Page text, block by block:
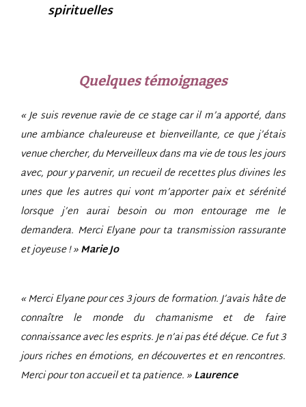
spirituelles
Quelques témoignages
« Je suis revenue ravie de ce stage car il m’a apporté, dans
une ambiance chaleureuse et bienveillante, ce que j’étais
venue chercher, du Merveilleux dans ma vie de tous les jours
avec, pour y parvenir, un recueil de recettes plus divines les
unes que les autres qui vont m’apporter paix et sérénité
lorsque j’en aurai besoin ou mon entourage me le
demandera. Merci Elyane pour ta transmission rassurante
et joyeuse ! »Marie Jo
« Merci Elyane pour ces 3 jours de formation. J’avais hâte de
connaître le monde du chamanisme et de faire
connaissance avec les esprits. Je n’ai pas été déçue. Ce fut 3
jours riches en émotions, en découvertes et en rencontres.
Merci pour ton accueil et ta patience. »Laurence